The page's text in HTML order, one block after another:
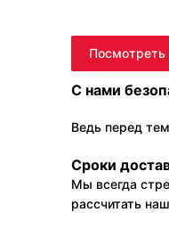
С нами
Ведь перед
Сроки
Мы всегда
рассчитать